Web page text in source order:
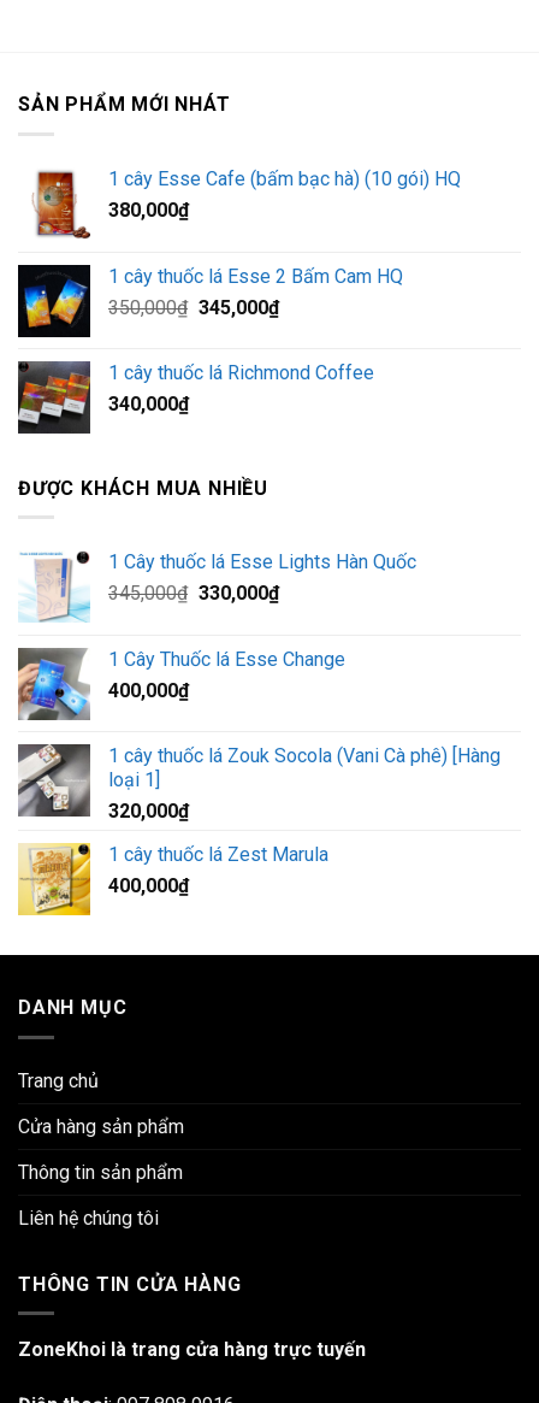
SẢN PHẨM MỚI NHÁT
1 cây Esse Cafe (bấm bạc hà) (10 gói) HQ
380,000₫
1 cây thuốc lá Esse 2 Bấm Cam HQ
350,000₫ Giá
350,000₫.
345,000₫Giá
là:
1 cây thuốc lá Richmond Coffee
340,000₫
ĐƯỢC KHÁCH MUA NHIỀU
1 Cây thuốc lá Esse Lights Hàn Quốc
345,000₫ Giá
345,000₫.
330,000₫Giá
là:
1 Cây Thuốc lá Esse Change
400,000₫
1 cây thuốc lá Zouk Socola (Vani Cà phê) [Hàng
loại 1]
320,000₫
1 cây thuốc lá Zest Marula
400,000₫
DANH MỤC
Trang chủ
Cửa hàng sản phẩm
Thông tin sản phẩm
Liên hệ chúng tôi
THÔNG TIN CỬA HÀNG
ZoneKhoi là trang cửa hàng trực tuyến